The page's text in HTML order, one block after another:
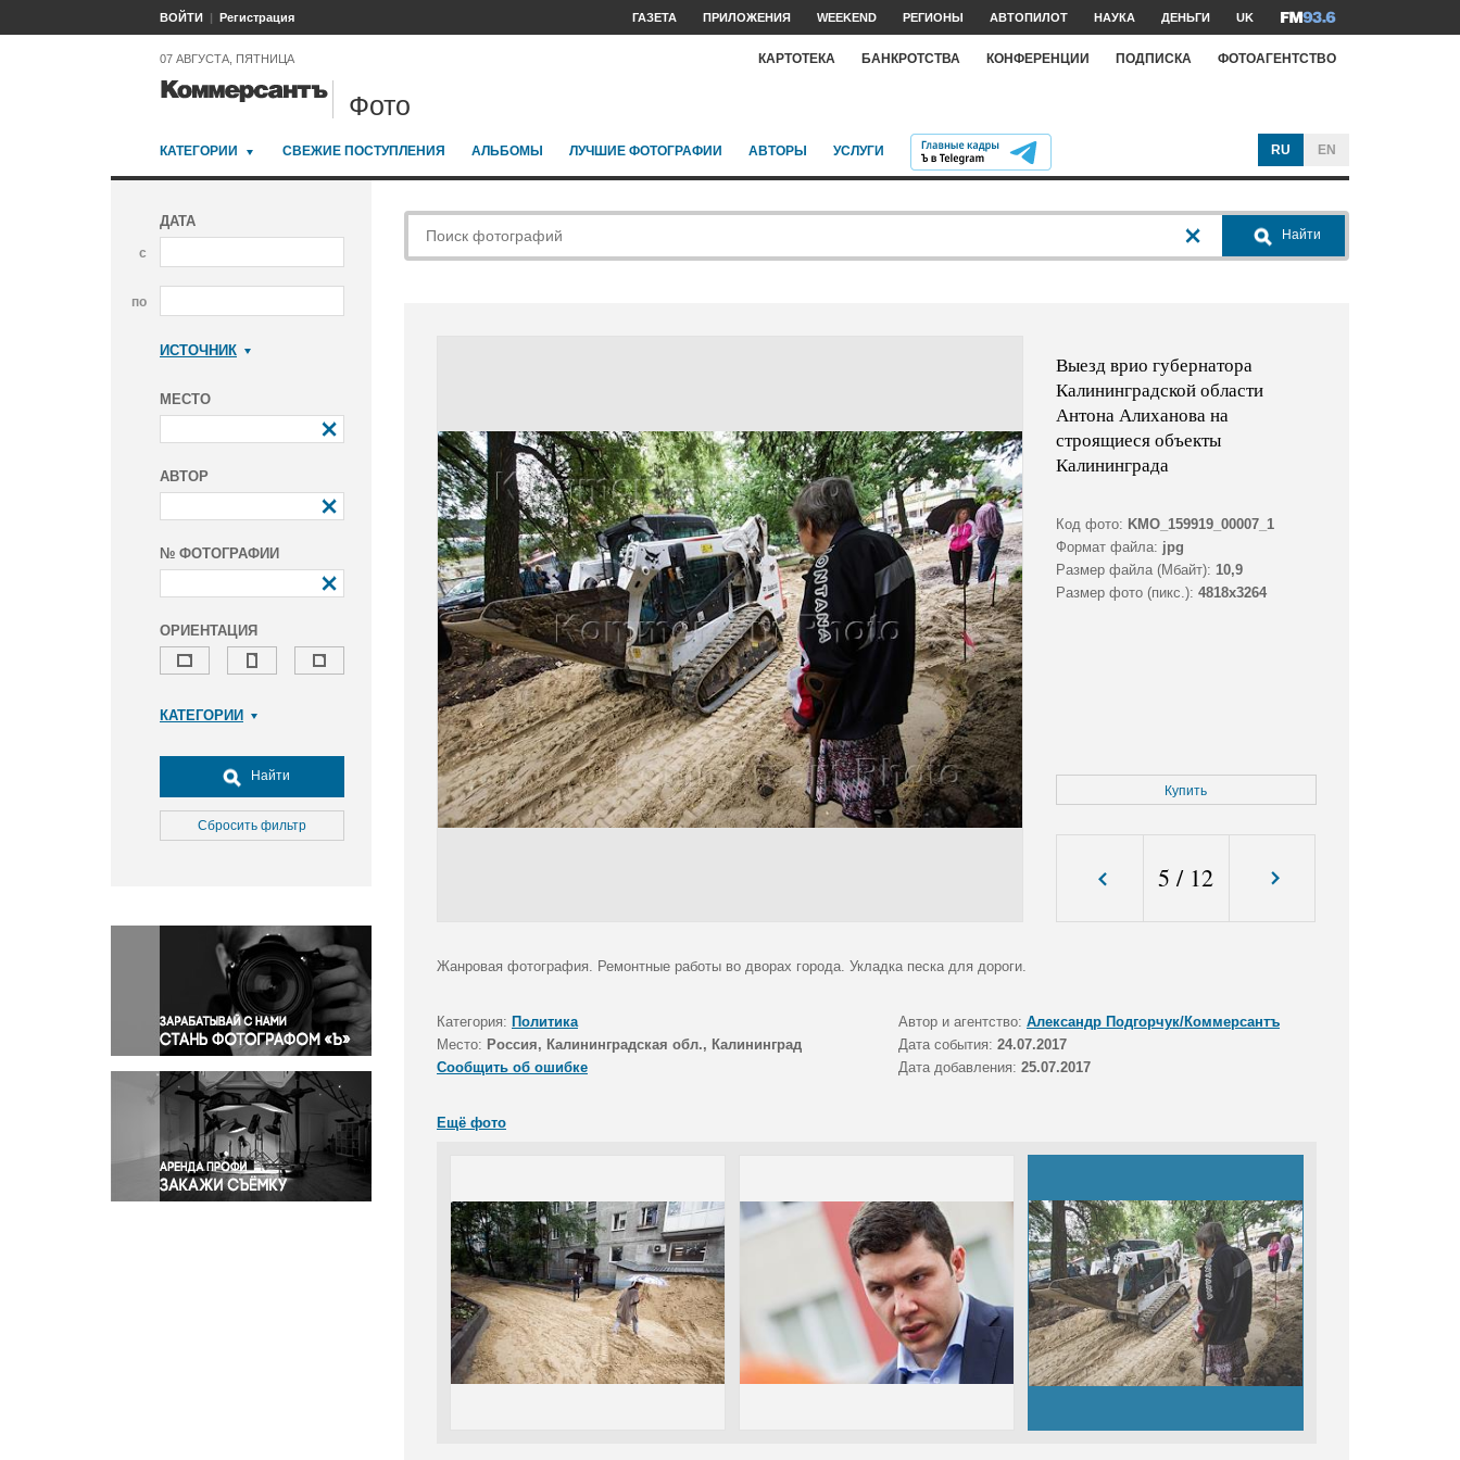
ВОЙТИ Регистрация ГАЗЕТА ПРИЛОЖЕНИЯ WEEKEND РЕГИОНЫ АВТОПИЛОТ НАУКА ДЕНЬГИ UK
07 АВГУСТА, ПЯТНИЦА КАРТОТЕКА БАНКРОТСТВА КОНФЕРЕНЦИИ ПОДПИСКА ФОТОАГЕНТСТВО
Фото
КАТЕГОРИИ СВЕЖИЕ ПОСТУПЛЕНИЯ АЛЬБОМЫ ЛУЧШИЕ ФОТОГРАФИИ АВТОРЫ УСЛУГИ RU EN
ДАТА
с
по
ИСТОЧНИК
МЕСТО
АВТОР
№ ФОТОГРАФИИ
ОРИЕНТАЦИЯ
КАТЕГОРИИ
Досуг, туризм и отдых
Культура
Медицина
Окружающая среда
Политика
Правосудие
Происшествия и конфликты
Религия
Светская жизнь
Спорт
Экология
Экономика и бизнес
Найти
Сбросить фильтр
Найти
Выезд врио губернатора
Калининградской области
Антона Алиханова на
строящиеся объекты
Калининграда
Код фото: KMO_159919_00007_1
Формат файла: jpg
Размер файла (Мбайт): 10,9
Размер фото (пикс.): 4818x3264
Купить
5 / 12
Жанровая фотография. Ремонтные работы во дворах города. Укладка песка для дороги.
Категория: Политика Автор и агентство: Александр Подгорчук/Коммерсантъ
Место: Россия, Калининградская обл., Калининград Дата события: 24.07.2017
Сообщить об ошибке
Дата добавления: 25.07.2017
Ещё фото